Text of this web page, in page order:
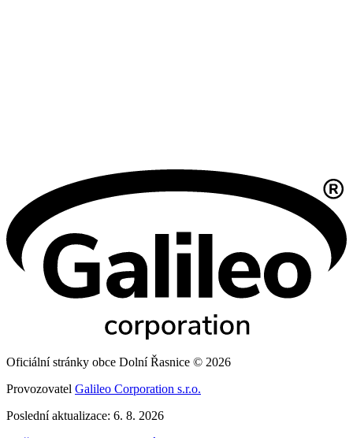
Oficiální stránky obce Dolní Řasnice © 2026
Provozovatel Galileo Corporation s.r.o.
Poslední aktualizace: 6. 8. 2026